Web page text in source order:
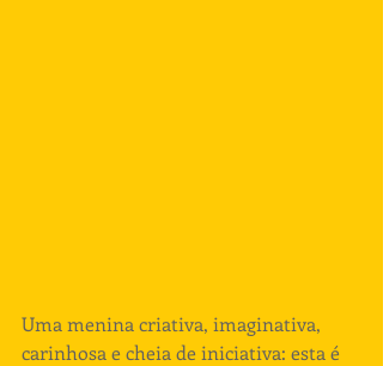
Uma menina criativa, imaginativa,
carinhosa e cheia de iniciativa: esta é